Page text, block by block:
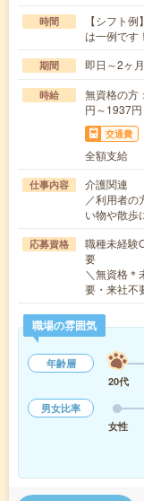
時間
【シフト
は一例で
期間 即日～2ヶ
時給
無資格の方
円～1937
交通費
全額支給
仕事内容
介護関連
／利用者
い物や散歩
応募資格
職種未経験
要
＼無資格
要・来社
職場の雰囲気
年齢層
20代
男女比率
女性